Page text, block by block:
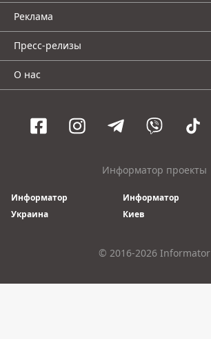
Реклама
Пресс-релизы
О нас
Информатор проекты
Информатор
Украина
Информатор
Киев
© 2016-2026 Informator